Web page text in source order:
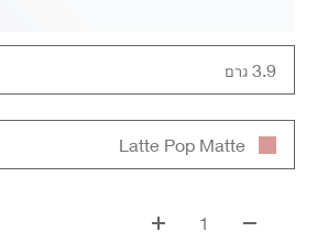
3.9 גרם
Latte Pop Matte
1